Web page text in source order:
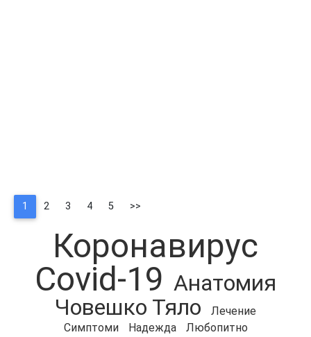
1 2 3 4 5 >>
Коронавирус
Covid-19 Анатoмия
Човешко Тяло
Лечение
Симптоми
Надежда
Любопитно